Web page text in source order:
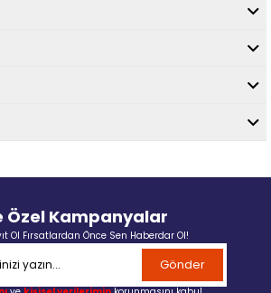
Özel Kampanyalar
Ol Fırsatlardan Önce Sen Haberdar Ol!
Gönder